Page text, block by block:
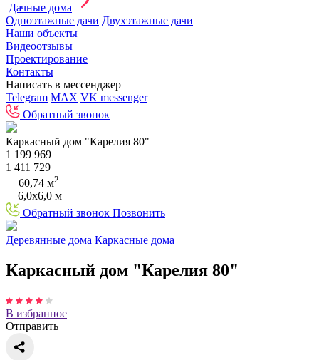
Дачные дома
Одноэтажные дачи Двухэтажные дачи
Наши объекты
Видеоотзывы
Проектирование
Контакты
Написать в мессенджер
Telegram MAX VK messenger
Обратный звонок
Каркасный дом "Карелия 80"
1 199 969
1 411 729
60,74 м2
6,0х6,0 м
Обратный звонок Позвонить
Деревянные дома Каркасные дома
Каркасный дом "Карелия 80"
В избранное
Отправить